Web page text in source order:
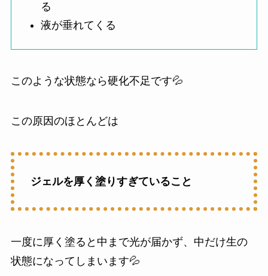
る
液が垂れてくる
このような状態なら硬化不足です💦
この原因のほとんどは
ジェルを厚く塗りすぎていること
一度に厚く塗ると中まで光が届かず、中だけ生の
状態になってしまいます💦